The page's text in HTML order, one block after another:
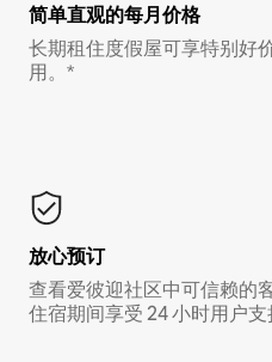
简单直观的每月价格
长期租住度假屋可享特别好
用。*
放心预订
查看爱彼迎社区中可信赖的
住宿期间享受 24 小时用户支